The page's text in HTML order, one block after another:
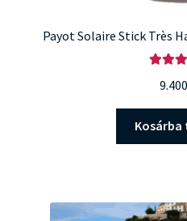
Payot Solaire Stick Très
9.400
Kosárba